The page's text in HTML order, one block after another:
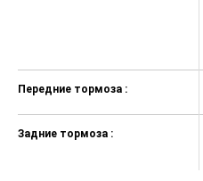
Светодиодные
ECO LED
Датчик света
включение фар
Зеркала с
приводом и
Тонировка
Передние тормоза :
Задние тормоза :